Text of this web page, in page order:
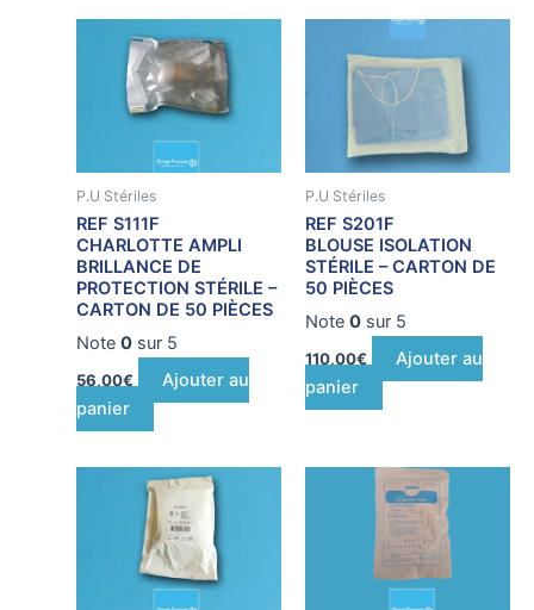
P.U Stériles
REF S111F
CHARLOTTE AMPLI
BRILLANCE DE
PROTECTION STÉRILE –
CARTON DE 50 PIÈCES
Note 0sur 5
56,00€
Ajouter au
panier
P.U Stériles
REF S201F
BLOUSE ISOLATION
STÉRILE – CARTON DE
50 PIÈCES
Note 0sur 5
110,00€
Ajouter au
panier